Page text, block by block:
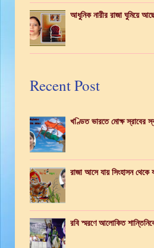
আধুনিক নারীর রাজা ঘুমিয়ে
Recent Post
খণ্ডিত ভারতে মোক্ষ স্রাবের
রাজা আসে যায় সিংহাসন থেকে
রবি স্মরণে আলোকিত